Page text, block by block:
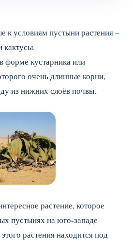
к условиям пустыни растения –
кактусы.
форме кустарника или
очень длинные корни,
из нижних слоёв почвы.
растение, которое
пустынях на юго-западе
растения находится под